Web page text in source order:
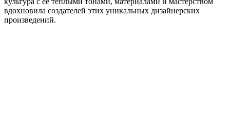
вдохновила создателей этих уникальных дизайнерских
произведений.